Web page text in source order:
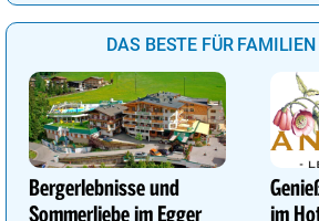
DAS BESTE FÜR
Bergerlebnisse und
Sommerliebe im Egger im